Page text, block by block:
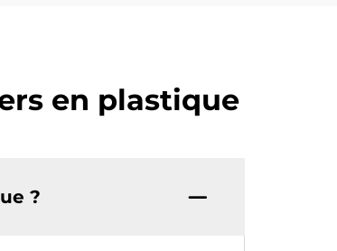
en plastique
?